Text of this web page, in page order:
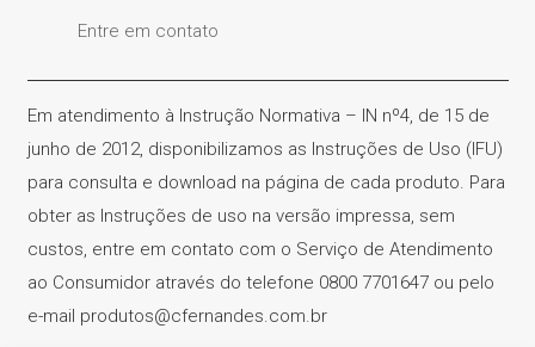
Entre em contato
Em atendimento à Instrução Normativa – IN nº4, de 15 de
junho de 2012, disponibilizamos as Instruções de Uso (IFU)
para consulta e download na página de cada produto. Para
obter as Instruções de uso na versão impressa, sem
custos, entre em contato com o Serviço de Atendimento
ao Consumidor através do telefone 0800 7701647 ou pelo
e-mail produtos@cfernandes.com.br